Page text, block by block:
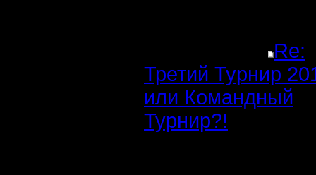
Re:
Третий Турнир
или Командный
Турнир?!